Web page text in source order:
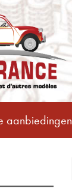
aanbiedingen